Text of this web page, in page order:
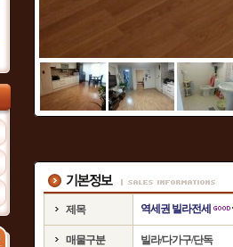
제목 역세권 빌라전세
매물구분 빌라/다가구/단독